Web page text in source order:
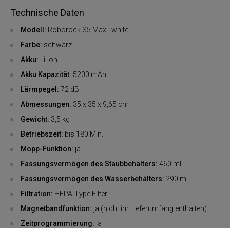
Technische Daten
Modell: Roborock S5 Max - white
Farbe: schwarz
Akku: Li-ion
Akku Kapazität: 5200 mAh
Lärmpegel: 72 dB
Abmessungen: 35 x 35 x 9,65 cm
Gewicht: 3,5 kg
Betriebszeit: bis 180 Min.
Mopp-Funktion: ja
Fassungsvermögen des Staubbehälters: 460 ml
Fassungsvermögen des Wasserbehälters: 290 ml
Filtration: HEPA-Type Filter
Magnetbandfunktion: ja (nicht im Lieferumfang enthalten)
Zeitprogrammierung: ja